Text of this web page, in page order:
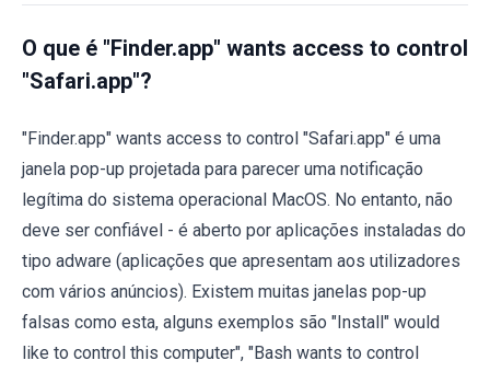
O que é "Finder.app" wants access to control
"Safari.app"?
"Finder.app" wants access to control "Safari.app" é uma
janela pop-up projetada para parecer uma notificação
legítima do sistema operacional MacOS. No entanto, não
deve ser confiável - é aberto por aplicações instaladas do
tipo adware (aplicações que apresentam aos utilizadores
com vários anúncios). Existem muitas janelas pop-up
falsas como esta, alguns exemplos são "Install" would
like to control this computer", "Bash wants to control